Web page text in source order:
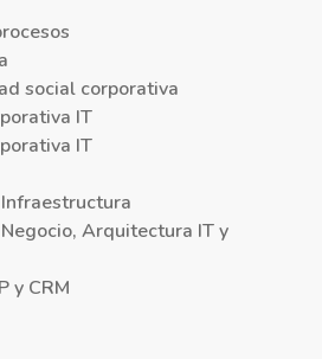
social corporativa
IT
IT
Arquitectura IT y
y CRM